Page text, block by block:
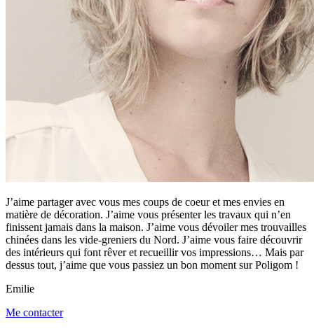
J’aime partager avec vous mes coups de coeur et mes envies en
matière de décoration. J’aime vous présenter les travaux qui n’en
finissent jamais dans la maison. J’aime vous dévoiler mes trouvailles
chinées dans les vide-greniers du Nord. J’aime vous faire découvrir
des intérieurs qui font rêver et recueillir vos impressions… Mais par
dessus tout, j’aime que vous passiez un bon moment sur Poligom !
Emilie
Me contacter